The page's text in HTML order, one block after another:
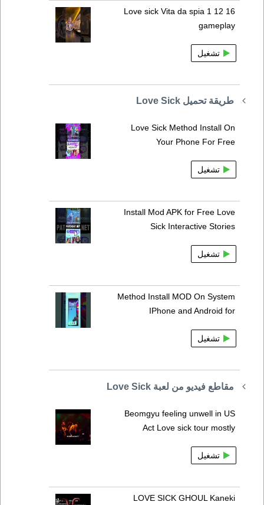
Love sick Vita da spia 1 12 16
gameplay
تشغيل
طريقة تحميل Love Sick
Love Sick Method Install On
Your Phone For Free
تشغيل
Install Mod APK for Free Love
Sick Interactive Stories
تشغيل
Method Install MOD On System
IPhone and Android for
تشغيل
مقاطع فيديو من لعبة Love Sick
Beomgyu feeling unwell in US
Act Love sick tour mostly
تشغيل
LOVE SICK GHOUL Kaneki